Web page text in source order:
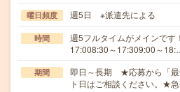
曜日頻度 週5日 ※派遣先による
時間
週5フルタイムがメインです
17:008:30～17:309:00～
期間
即日～長期 ★応募から「最
ト日はご相談ください。★急